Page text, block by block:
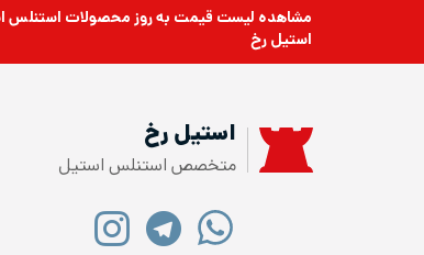
مشاهده لیست قیمت به روزمحصولات استنلس
استیل رخ
استیل رخ
متخصص استنلس استیل